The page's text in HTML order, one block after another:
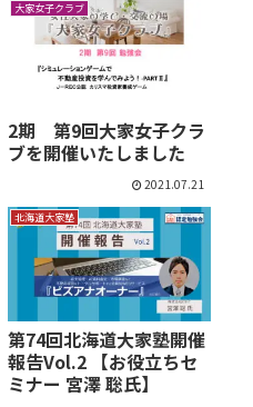
大家女子クラブ
2期 第9回大家女子クラ
ブを開催いたしました
2021.07.21
北海道大家塾
第74回北海道大家塾開催
報告Vol.2 【お役立ちセ
ミナー 宮澤 聡氏】